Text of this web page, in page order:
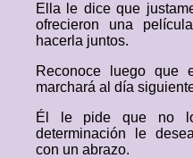
Ella le dice que
ofrecieron una
hacerla juntos.
Reconoce luego
marchará al día
Él le pide que no
determinación le
con un abrazo.